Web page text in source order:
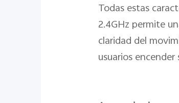
Todas estas
2.4GHz permite
claridad del
usuarios